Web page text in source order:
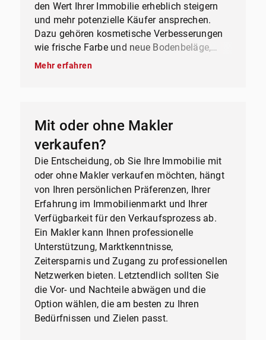
den Wert Ihrer Immobilie erheblich steigern
und mehr potenzielle Käufer ansprechen.
Dazu gehören kosmetische Verbesserungen
wie frische Farbe und neue Bodenbeläge,
Modernisierung von Küche und Badezimmer,
es ratsam, mit einem Immobilienexperten zu
sprechen, um die besten Optionen für Ihren
spezifischen Fall zu ermitteln und den Return
on Investment zu maximieren.
Mehr erfahren
Mit oder ohne Makler
verkaufen?
Die Entscheidung, ob Sie Ihre Immobilie mit
oder ohne Makler verkaufen möchten, hängt
von Ihren persönlichen Präferenzen, Ihrer
Erfahrung im Immobilienmarkt und Ihrer
Verfügbarkeit für den Verkaufsprozess ab.
Ein Makler kann Ihnen professionelle
Unterstützung, Marktkenntnisse,
Zeitersparnis und Zugang zu professionellen
Netzwerken bieten. Letztendlich sollten Sie
die Vor- und Nachteile abwägen und die
Option wählen, die am besten zu Ihren
Bedürfnissen und Zielen passt.